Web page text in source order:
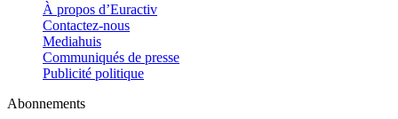
À propos d’Euractiv
Contactez-nous
Mediahuis
Communiqués de presse
Publicité politique
Abonnements